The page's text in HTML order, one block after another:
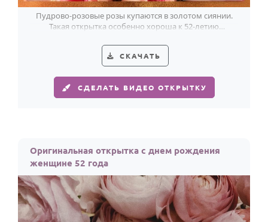
Пудрово-розовые розы купаются в золотом сиянии.
Такая открытка особенно хороша к 52-летию
СКАЧАТЬ
СДЕЛАТЬ ВИДЕО ОТКРЫТКУ
Оригинальная открытка с днем рождения
женщине 52 года